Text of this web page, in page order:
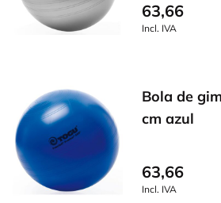
63,66
Incl. IVA
Bola de
cm azul
63,66
Incl. IVA